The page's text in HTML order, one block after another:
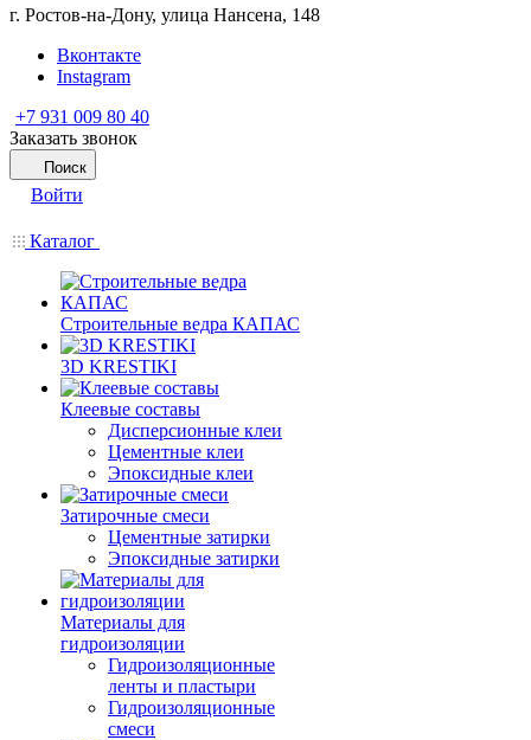
г. Ростов-на-Дону, улица Нансена, 148
Вконтакте
Instagram
+7 931 009 80 40
Заказать звонок
Поиск
Войти
Каталог
Строительные ведра КАПАС
3D KRESTIKI
Клеевые составы
Дисперсионные клеи
Цементные клеи
Эпоксидные клеи
Затирочные смеси
Цементные затирки
Эпоксидные затирки
Материалы для
гидроизоляции
Гидроизоляционные
ленты и пластыри
Гидроизоляционные
смеси